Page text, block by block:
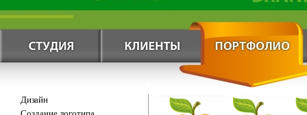
Дизайн